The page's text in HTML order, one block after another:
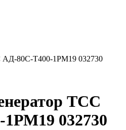
АД-80С-Т400-1РМ19 032730
ТСС
032730